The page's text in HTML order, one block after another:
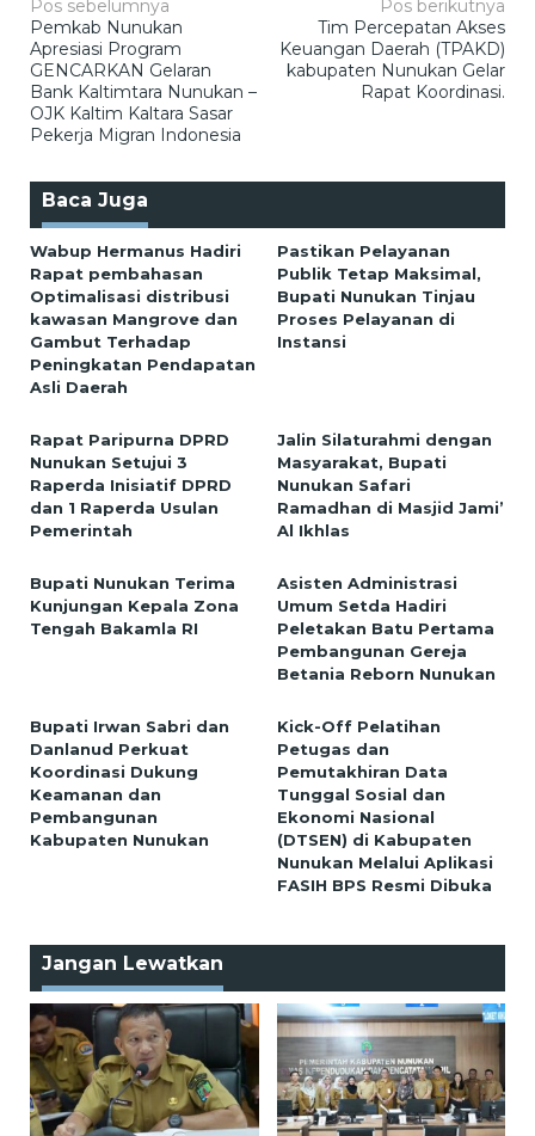
Navigasi
pos
Pos sebelumnya
Pemkab Nunukan
Apresiasi Program
GENCARKAN Gelaran
Bank Kaltimtara Nunukan –
OJK Kaltim Kaltara Sasar
Pekerja Migran Indonesia
Pos berikutnya
Tim Percepatan Akses
Keuangan Daerah (TPAKD)
kabupaten Nunukan Gelar
Rapat Koordinasi.
Baca Juga
Wabup Hermanus Hadiri
Rapat pembahasan
Optimalisasi distribusi
kawasan Mangrove dan
Gambut Terhadap
Peningkatan Pendapatan
Asli Daerah
Pastikan Pelayanan
Publik Tetap Maksimal,
Bupati Nunukan Tinjau
Proses Pelayanan di
Instansi
Rapat Paripurna DPRD
Nunukan Setujui 3
Raperda Inisiatif DPRD
dan 1 Raperda Usulan
Pemerintah
Jalin Silaturahmi dengan
Masyarakat, Bupati
Nunukan Safari
Ramadhan di Masjid Jami’
Al Ikhlas
Bupati Nunukan Terima
Kunjungan Kepala Zona
Tengah Bakamla RI
Asisten Administrasi
Umum Setda Hadiri
Peletakan Batu Pertama
Pembangunan Gereja
Betania Reborn Nunukan
Bupati Irwan Sabri dan
Danlanud Perkuat
Koordinasi Dukung
Keamanan dan
Pembangunan
Kabupaten Nunukan
Kick-Off Pelatihan
Petugas dan
Pemutakhiran Data
Tunggal Sosial dan
Ekonomi Nasional
(DTSEN) di Kabupaten
Nunukan Melalui Aplikasi
FASIH BPS Resmi Dibuka
Jangan Lewatkan